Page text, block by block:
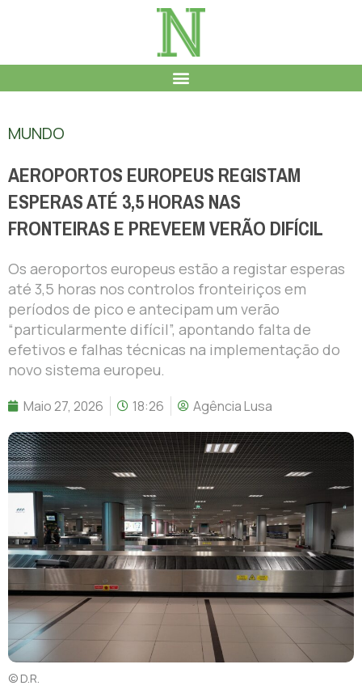
MUNDO
AEROPORTOS EUROPEUS REGISTAM
ESPERAS ATÉ 3,5 HORAS NAS
FRONTEIRAS E PREVEEM VERÃO DIFÍCIL
Os aeroportos europeus estão a registar esperas
até 3,5 horas nos controlos fronteiriços em
períodos de pico e antecipam um verão
“particularmente difícil”, apontando falta de
efetivos e falhas técnicas na implementação do
novo sistema europeu.
Maio 27, 2026 18:26 Agência Lusa
© D.R.